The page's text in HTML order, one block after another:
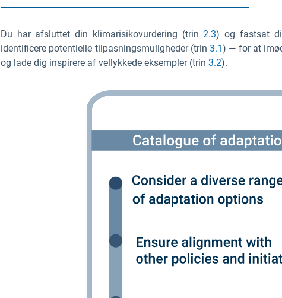
Du har afsluttet din klimarisikovurdering (trin 2.3) og fastsat
identificere potentielle tilpasningsmuligheder (trin 3.1) — for at
og lade dig inspirere af vellykkede eksempler (trin 3.2).